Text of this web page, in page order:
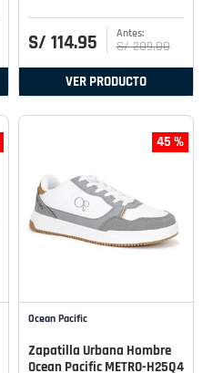
S/ 114.95 S/ 209.00
VER PRODUCTO
45 %
Ocean Pacific
Zapatilla Urbana Hombre
Ocean Pacific METRO-H25Q4